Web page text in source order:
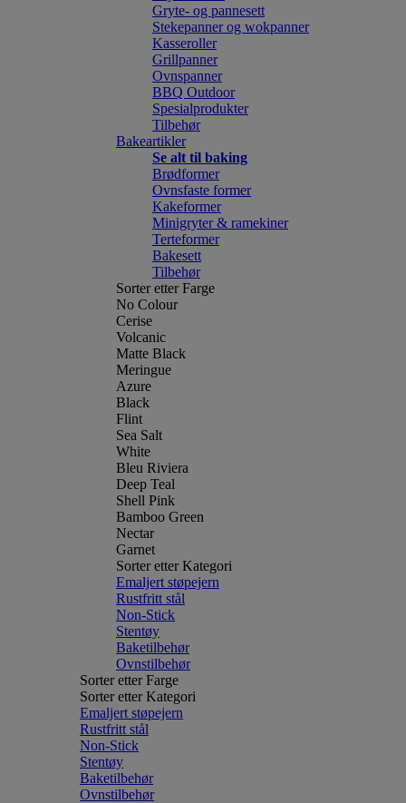
Gryte- og pannesett
Stekepanner og wokpanner
Kasseroller
Grillpanner
Ovnspanner
BBQ Outdoor
Spesialprodukter
Tilbehør
Bakeartikler
Se alt til baking
Brødformer
Ovnsfaste former
Kakeformer
Minigryter & ramekiner
Terteformer
Bakesett
Tilbehør
Sorter etter Farge
No Colour
Cerise
Volcanic
Matte Black
Meringue
Azure
Black
Flint
Sea Salt
White
Bleu Riviera
Deep Teal
Shell Pink
Bamboo Green
Nectar
Garnet
Sorter etter Kategori
Emaljert støpejern
Rustfritt stål
Non-Stick
Stentøy
Baketilbehør
Ovnstilbehør
Sorter etter Farge
Sorter etter Kategori
Emaljert støpejern
Rustfritt stål
Non-Stick
Stentøy
Baketilbehør
Ovnstilbehør